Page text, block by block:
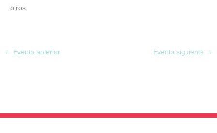
otros.
← Evento anterior Evento siguiente →